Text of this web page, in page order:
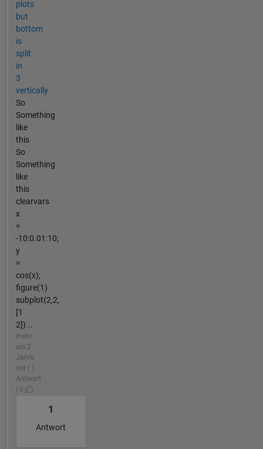
plots
but
bottom
is
split
in
3
vertically
So
Something
like
this
So
Something
like
this
clearvars
x
=
-10:0.01:10;
y
=
cos(x);
figure(1)
subplot(2,2,
[1
2])...
mehr
als 2
Jahre
vor | 1
Antwort
| 0
1
Antwort